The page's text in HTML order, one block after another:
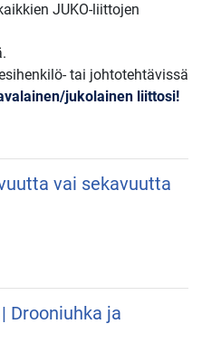
JUKO-liittojen
tai johtotehtävissä
jukolainen liittosi!
vai sekavuutta
Drooniuhka ja